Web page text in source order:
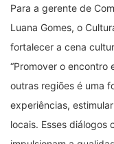
Para a gerente de
Luana Gomes, o
fortalecer a cena
“Promover o
outras regiões é uma
experiências,
locais. Esses diálogos